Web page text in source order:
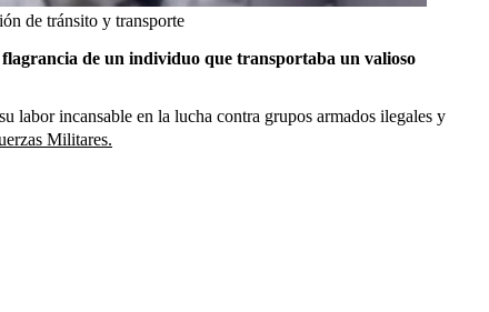
de tránsito y transporte
de un individuo que transportaba un valioso
labor incansable en la lucha contra grupos armados ilegales y
Militares.